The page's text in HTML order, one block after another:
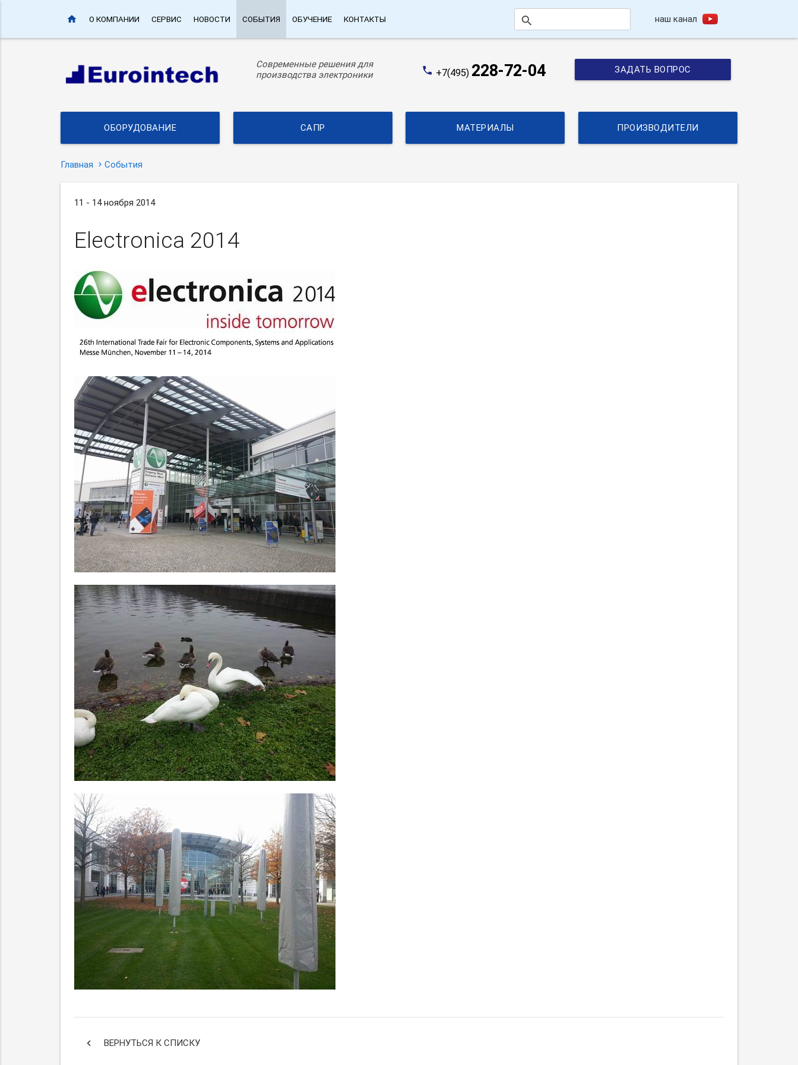
home О КОМПАНИИ СЕРВИС НОВОСТИ СОБЫТИЯ ОБУЧЕНИЕ КОНТАКТЫ search наш канал
Современные решения для
производства электроники
phone +7(495) 228-72-04 ЗАДАТЬ ВОПРОС
ОБОРУДОВАНИЕ САПР МАТЕРИАЛЫ ПРОИЗВОДИТЕЛИ
Главная События
11 - 14 ноября 2014
Electronica 2014
keyboard_arrow_left ВЕРНУТЬСЯ К СПИСКУ